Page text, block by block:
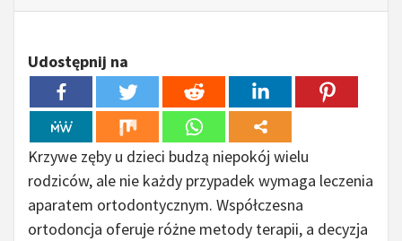
Udostępnij na
Krzywe zęby u dzieci budzą niepokój wielu
rodziców, ale nie każdy przypadek wymaga leczenia
aparatem ortodontycznym. Współczesna
ortodoncja oferuje różne metody terapii, a decyzja